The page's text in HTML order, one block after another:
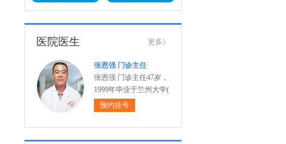
医院医生 更多》
张恩强 门诊主任
张恩强 门诊主任47岁，
1999年毕业于兰州大学(
预约挂号